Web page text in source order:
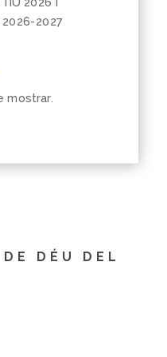
2026-2027
mostrar.
DÉU DEL